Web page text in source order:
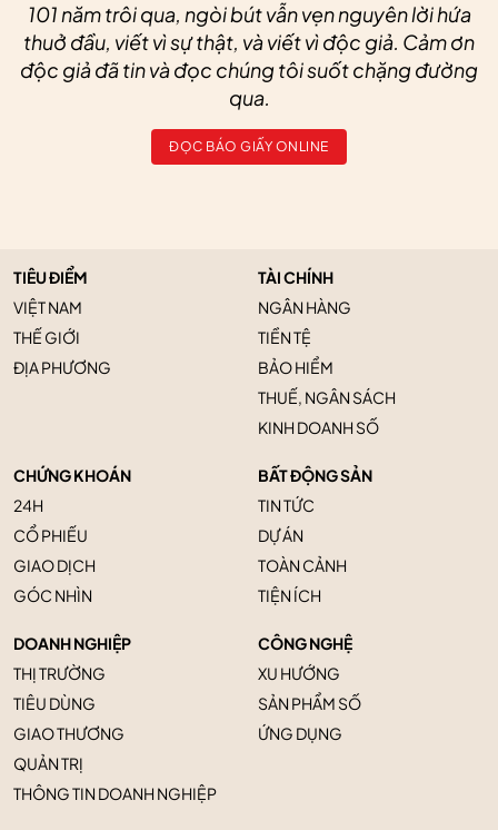
101 năm trôi qua, ngòi bút vẫn vẹn nguyên lời hứa
thuở đầu, viết vì sự thật, và viết vì độc giả. Cảm ơn
độc giả đã tin và đọc chúng tôi suốt chặng đường
qua.
ĐỌC BÁO GIẤY ONLINE
TIÊU ĐIỂM
VIỆT NAM
THẾ GIỚI
ĐỊA PHƯƠNG
TÀI CHÍNH
NGÂN HÀNG
TIỀN TỆ
BẢO HIỂM
THUẾ, NGÂN SÁCH
KINH DOANH SỐ
CHỨNG KHOÁN
24H
CỔ PHIẾU
GIAO DỊCH
GÓC NHÌN
BẤT ĐỘNG SẢN
TIN TỨC
DỰ ÁN
TOÀN CẢNH
TIỆN ÍCH
DOANH NGHIỆP
THỊ TRƯỜNG
TIÊU DÙNG
GIAO THƯƠNG
QUẢN TRỊ
THÔNG TIN DOANH NGHIỆP
CÔNG NGHỆ
XU HƯỚNG
SẢN PHẨM SỐ
ỨNG DỤNG